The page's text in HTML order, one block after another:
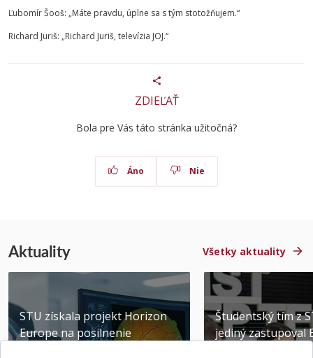
Ľubomír Šooš: „Máte pravdu, úplne sa s tým stotožňujem.“
Richard Juriš: „Richard Juriš, televízia JOJ.“
ZDIEĽAŤ
Bola pre Vás táto stránka užitočná?
Áno Nie
Aktuality Všetky aktuality
STU získala projekt Horizon
Europe na posilnenie
Študentský tím z
jediný zastupoval